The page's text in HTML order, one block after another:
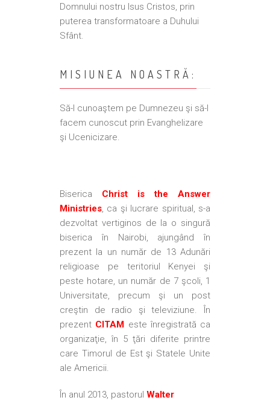
Domnului nostru Isus Cristos, prin
puterea transformatoare a Duhului
Sfânt.
MISIUNEA NOASTRĂ:
Să-l cunoaştem pe Dumnezeu şi să-l
facem cunoscut prin Evanghelizare
şi Ucenicizare.
Biserica Christ is the Answer
Ministries, ca şi lucrare spiritual, s-a
dezvoltat vertiginos de la o singură
biserica în Nairobi, ajungând în
prezent la un număr de 13 Adunări
religioase pe teritoriul Kenyei şi
peste hotare, un număr de 7 şcoli, 1
Universitate, precum şi un post
creştin de radio şi televiziune. În
prezent CITAM este înregistrată ca
organizaţie, în 5 ţări diferite printre
care Timorul de Est şi Statele Unite
ale Americii.
În anul 2013, pastorul Walter